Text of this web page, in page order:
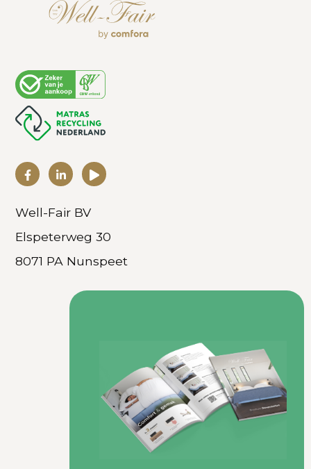
Well-Fair BV
Elspeterweg 30
8071 PA Nunspeet
Hoog laag boxspring